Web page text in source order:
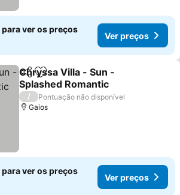
ver os preços
Ver preços
PartilharAdicionar aos favoritos
Chryssa Villa - Sun -
Splashed Romantic
/
Pontuação não disponível
Gaios
ver os preços
Ver preços